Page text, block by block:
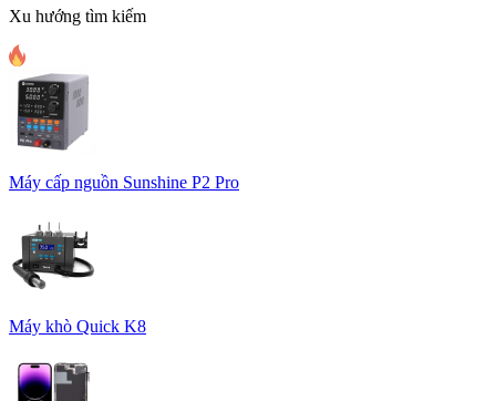
Xu hướng tìm kiếm
Máy cấp nguồn Sunshine P2 Pro
Máy khò Quick K8